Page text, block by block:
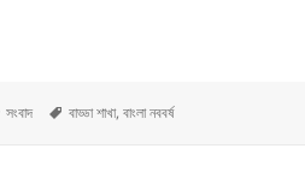
Categories
সংবাদ Tags
বাড্ডা শাখা,বাংলা নববর্ষ